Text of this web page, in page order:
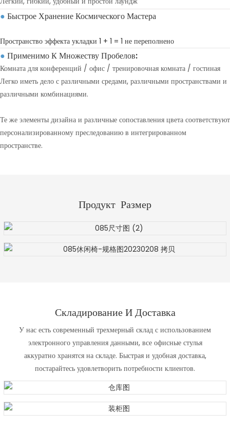
● Быстрое Хранение Космического Мастера
Пространство эффекта укладки 1 + 1 = 1 не переполнено
● Применимо К Множеству Пробелов:
Комната для конференций / офис / тренировочная комната / гостиная
Легко иметь дело с различными средами, различными пространствами и
различными комбинациями.
Те же элементы дизайна и различные сопоставления цвета соответствуют
персонализированному преследованию в интегрированном
пространстве.
Продукт Размер
Складирование И Доставка
У нас есть современный трехмерный склад с использованием
электронного управления данными, все офисные стулья
аккуратно хранятся на складе. Быстрая и удобная доставка,
постарайтесь удовлетворить потребности клиентов.